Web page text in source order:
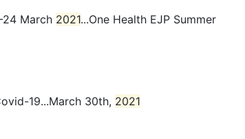
March 2021...One Health EJP Summer
19...March 30th, 2021